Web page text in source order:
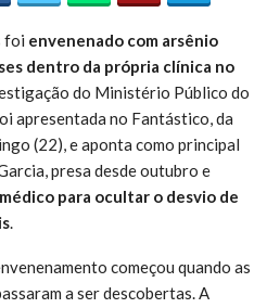
foi envenenado com arsênio
dentro da própria clínica no
do Ministério Público do
apresentada no Fantástico, da
(22), e aponta como principal
presa desde outubro e
para ocultar o desvio de
.
começou quando as
a ser descobertas. A